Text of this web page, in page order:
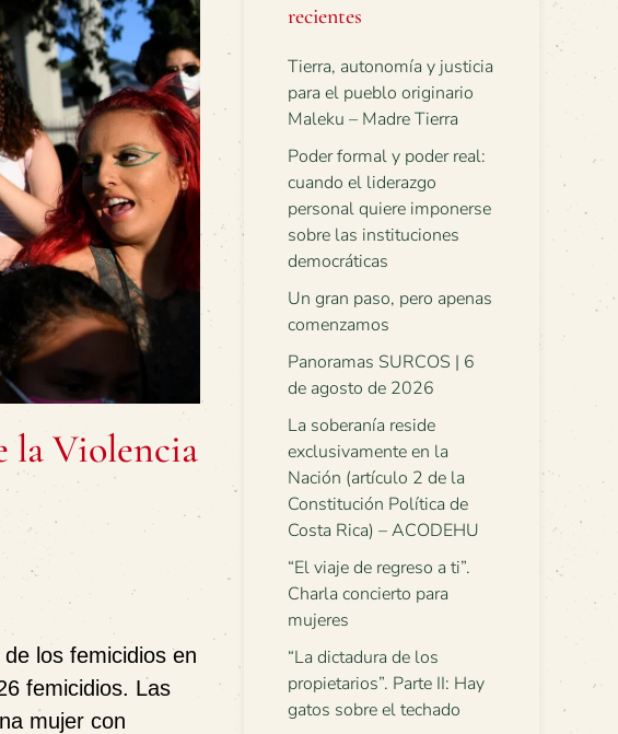
la Violencia
los femicidios en
femicidios. Las
mujer con
recientes
Tierra, autonomía y justicia
para el pueblo originario
Maleku – Madre Tierra
Poder formal y poder real:
cuando el liderazgo
personal quiere imponerse
sobre las instituciones
democráticas
Un gran paso, pero apenas
comenzamos
Panoramas SURCOS | 6
de agosto de 2026
La soberanía reside
exclusivamente en la
Nación (artículo 2 de la
Constitución Política de
Costa Rica) – ACODEHU
“El viaje de regreso a ti”.
Charla concierto para
mujeres
“La dictadura de los
propietarios”. Parte II: Hay
gatos sobre el techado